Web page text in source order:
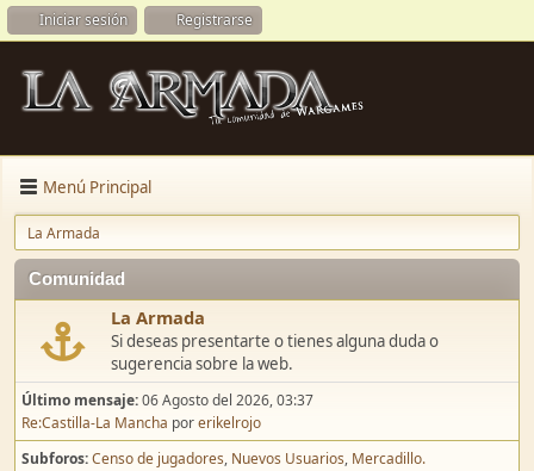
Iniciar sesión Registrarse
Menú Principal
La Armada
Comunidad
La Armada
Si deseas presentarte o tienes alguna duda o
sugerencia sobre la web.
Último mensaje:06 Agosto del 2026, 03:37
Re:Castilla-La Mancha porerikelrojo
Subforos Censo de jugadores Nuevos Usuarios Mercadillo.